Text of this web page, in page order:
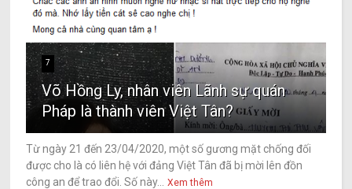
7
Võ Hồng Ly, nhân viên Lãnh sự quán
Pháp là thành viên Việt Tân?
Từ ngày 21 đến 23/04/2020, một số gương mặt chống đối
được cho là có liên hệ với đảng Việt Tân đã bị mời lên đồn
công an để trao đổi. Số này...
Xem thêm